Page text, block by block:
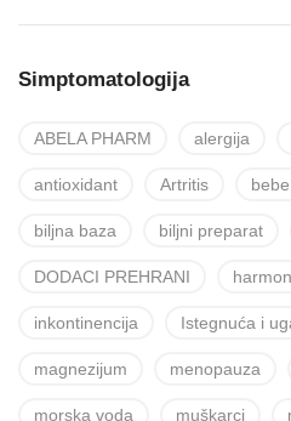
Simptomatologija
ABELA PHARM alergija
antioxidant Artritis bebe
biljna baza biljni preparat
DODACI PREHRANI
inkontinencija Istegnuća i
magnezijum menopauza
morska voda muškarci